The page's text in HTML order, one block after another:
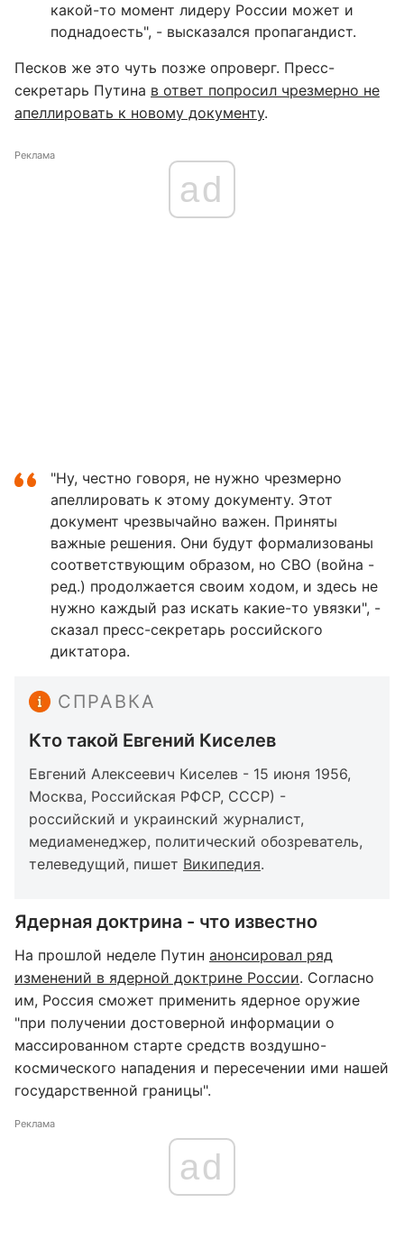
какой-то момент лидеру России может и
поднадоесть", - высказался пропагандист.
Песков же это чуть позже опроверг. Пресс-
секретарь Путина в ответ попросил чрезмерно не
апеллировать к новому документу.
Реклама
ad
"Ну, честно говоря, не нужно чрезмерно
апеллировать к этому документу. Этот
документ чрезвычайно важен. Приняты
важные решения. Они будут формализованы
соответствующим образом, но СВО (война -
ред.) продолжается своим ходом, и здесь не
нужно каждый раз искать какие-то увязки", -
сказал пресс-секретарь российского
диктатора.
СПРАВКА
Кто такой Евгений Киселев
Евгений Алексеевич Киселев - 15 июня 1956,
Москва, Российская РФСР, СССР) -
российский и украинский журналист,
медиаменеджер, политический обозреватель,
телеведущий, пишет Википедия.
Ядерная доктрина - что известно
На прошлой неделе Путин анонсировал ряд
изменений в ядерной доктрине России. Согласно
им, Россия сможет применить ядерное оружие
"при получении достоверной информации о
массированном старте средств воздушно-
космического нападения и пересечении ими нашей
государственной границы".
Реклама
ad